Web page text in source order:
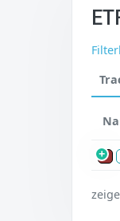
P
zeige